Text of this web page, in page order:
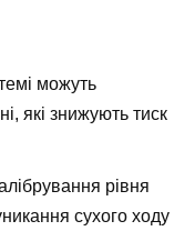
можуть
які знижують тиск
рівня
сухого ходу